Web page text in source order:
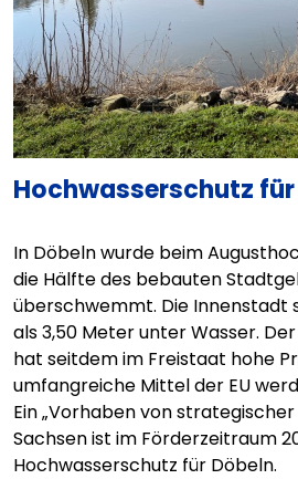
Hochwasserschutz für
In Döbeln wurde beim
die Hälfte des bebauten
überschwemmt. Die Innenstadt
als 3,50 Meter unter Wasser.
hat seitdem im Freistaat hohe
umfangreiche Mittel der EU
Ein „Vorhaben von
Sachsen ist im Förderzeitraum
Hochwasserschutz für Döbeln.